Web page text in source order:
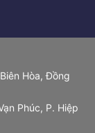
Hòa, Đồng
Phúc, P. Hiệp